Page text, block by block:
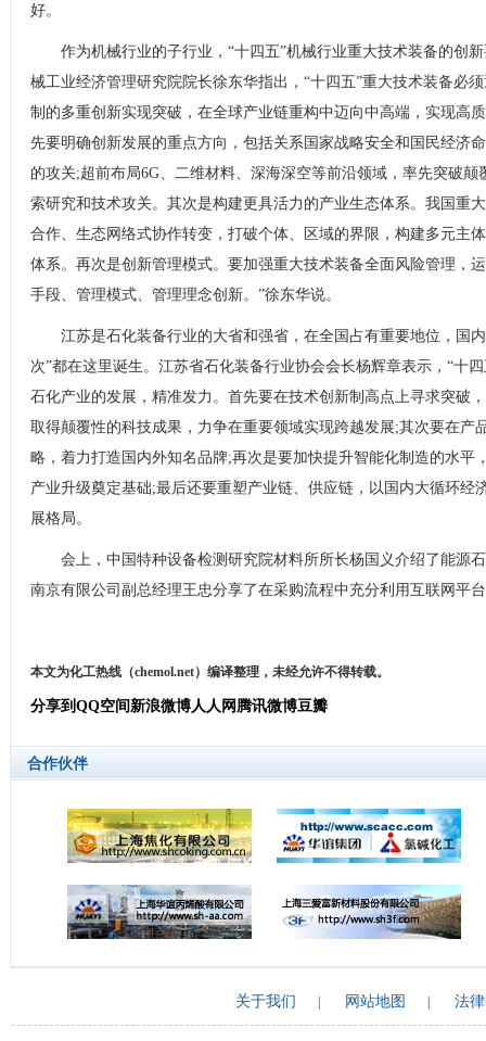
好。
作为机械行业的子行业，“十四五”机械行业重大技术装备的创
械工业经济管理研究院院长徐东华指出，“十四五”重大技术装备必
制的多重创新实现突破，在全球产业链重构中迈向中高端，实现高
先要明确创新发展的重点方向，包括关系国家战略安全和国民经济
的攻关;超前布局6G、二维材料、深海深空等前沿领域，率先突破
索研究和技术攻关。其次是构建更具活力的产业生态体系。我国重
合作、生态网络式协作转变，打破个体、区域的界限，构建多元主
体系。再次是创新管理模式。要加强重大技术装备全面风险管理，
手段、管理模式、管理理念创新。”徐东华说。
江苏是石化装备行业的大省和强省，在全国占有重要地位，国
次”都在这里诞生。江苏省石化装备行业协会会长杨辉章表示，“十
石化产业的发展，精准发力。首先要在技术创新制高点上寻求突破
取得颠覆性的科技成果，力争在重要领域实现跨越发展;其次要在产
略，着力打造国内外知名品牌;再次是要加快提升智能化制造的水平
产业升级奠定基础;最后还要重塑产业链、供应链，以国内大循环经
展格局。
会上，中国特种设备检测研究院材料所所长杨国义介绍了能源
南京有限公司副总经理王忠分享了在采购流程中充分利用互联网平
本文为化工热线（chemol.net）编译整理，未经允许不得转载。
分享到 QQ空间新浪微博人人网 腾讯微博豆瓣
合作伙伴
关于我们 网站地图 法